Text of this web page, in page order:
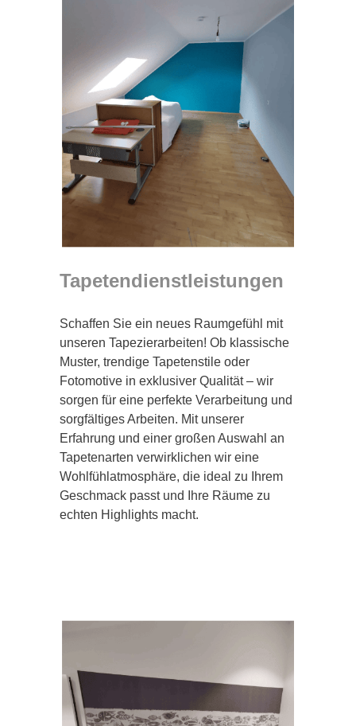
Tapetendienstleistungen
Schaffen Sie ein neues Raumgefühl mit
unseren Tapezierarbeiten! Ob klassische
Muster, trendige Tapetenstile oder
Fotomotive in exklusiver Qualität – wir
sorgen für eine perfekte Verarbeitung und
sorgfältiges Arbeiten. Mit unserer
Erfahrung und einer großen Auswahl an
Tapetenarten verwirklichen wir eine
Wohlfühlatmosphäre, die ideal zu Ihrem
Geschmack passt und Ihre Räume zu
echten Highlights macht.